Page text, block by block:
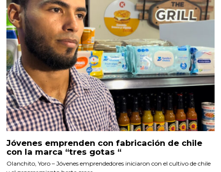
Jóvenes emprenden con fabricación de chile
con la marca “tres gotas “
Olanchito, Yoro – Jóvenes emprendedores iniciaron con el cultivo de chile